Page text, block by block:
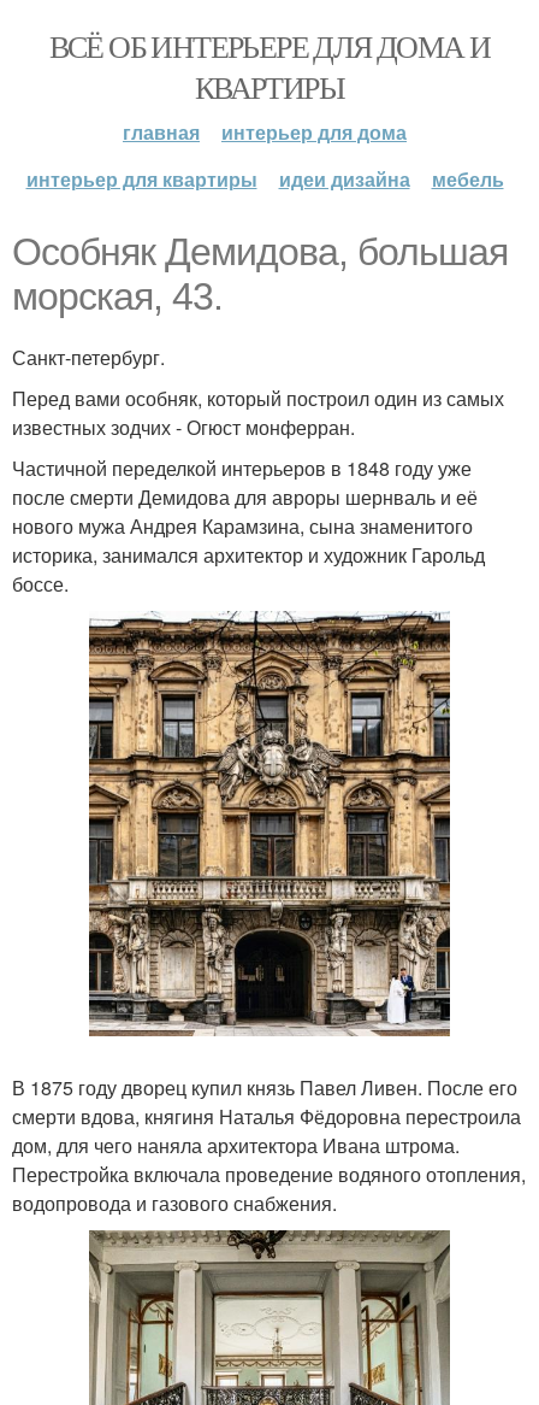
ВСЁ ОБ ИНТЕРЬЕРЕ ДЛЯ ДОМА И
КВАРТИРЫ
главная
интерьер для дома
интерьер для квартиры
идеи дизайна мебель
Особняк Демидова, большая
морская, 43.
Санкт-петербург.
Перед вами особняк, который построил один из самых
известных зодчих - Огюст монферран.
Частичной переделкой интерьеров в 1848 году уже
после смерти Демидова для авроры шернваль и её
нового мужа Андрея Карамзина, сына знаменитого
историка, занимался архитектор и художник Гарольд
боссе.
В 1875 году дворец купил князь Павел Ливен. После его
смерти вдова, княгиня Наталья Фёдоровна перестроила
дом, для чего наняла архитектора Ивана штрома.
Перестройка включала проведение водяного отопления,
водопровода и газового снабжения.